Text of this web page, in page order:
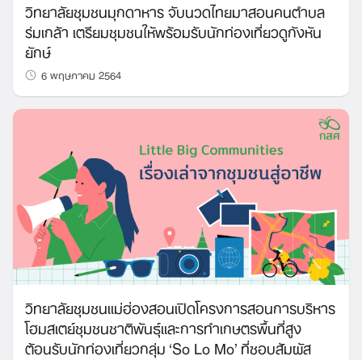
วิทยาลัยชุมชนมุกดาหาร จับนวดไทยมาสอนคนตำบล
ร่มเกล้า เตรียมชุมชนให้พร้อมรับนักท่องเที่ยวดูกังหัน
ยักษ์
6 พฤษภาคม 2564
วิทยาลัยชุมชนแม่ฮ่องสอนเปิดโครงการสอนการบริหาร
โฮมสเตย์ชุมชนชาติพันธุ์และการทำเกษตรพื้นที่สูง
ต้อนรับนักท่องเที่ยวกลุ่ม ‘So Lo Mo’ ที่ชอบสัมผัส